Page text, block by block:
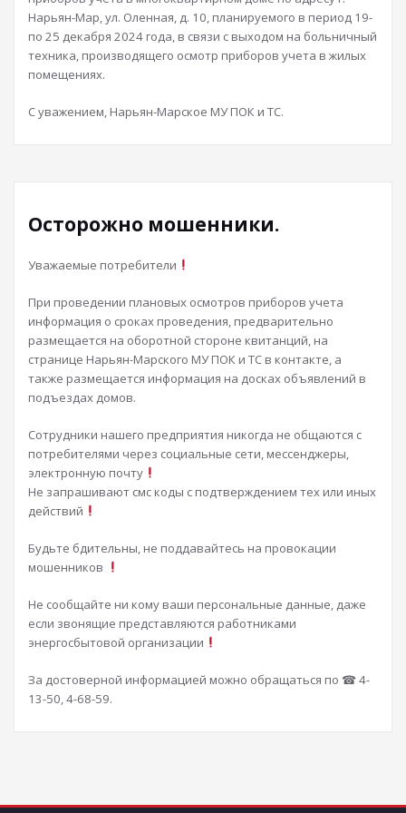
Нарьян-Мар, ул. Оленная, д. 10, планируемого в период 19-
по 25 декабря 2024 года, в связи с выходом на больничный
техника, производящего осмотр приборов учета в жилых
помещениях.
С уважением, Нарьян-Марское МУ ПОК и ТС.
Осторожно мошенники.
Уважаемые потребители
При проведении плановых осмотров приборов учета
информация о сроках проведения, предварительно
размещается на оборотной стороне квитанций, на
странице Нарьян-Марского МУ ПОК и ТС в контакте, а
также размещается информация на досках объявлений в
подъездах домов.
Сотрудники нашего предприятия никогда не общаются с
потребителями через социальные сети, мессенджеры,
электронную почту
Не запрашивают смс коды с подтверждением тех или иных
действий
Будьте бдительны, не поддавайтесь на провокации
мошенников
Не сообщайте ни кому ваши персональные данные, даже
если звонящие представляются работниками
энергосбытовой организации
За достоверной информацией можно обращаться по ☎ 4-
13-50, 4-68-59.